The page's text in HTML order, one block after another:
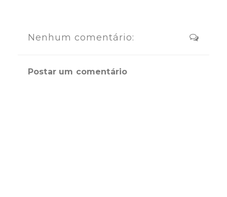
Nenhum comentário:
Postar um comentário